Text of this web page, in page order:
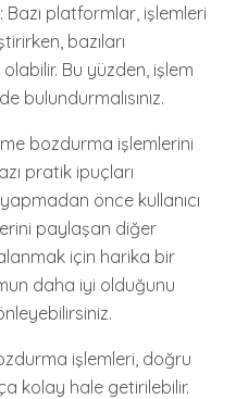
: Bazı platformlar, işlemleri
bazıları
Bu yüzden, işlem
bulundurmalısınız.
bozdurma işlemlerini
pratik ipuçları
önce kullanıcı
paylaşan diğer
için harika bir
daha iyi olduğunu
işlemleri, doğru
kolay hale getirilebilir.